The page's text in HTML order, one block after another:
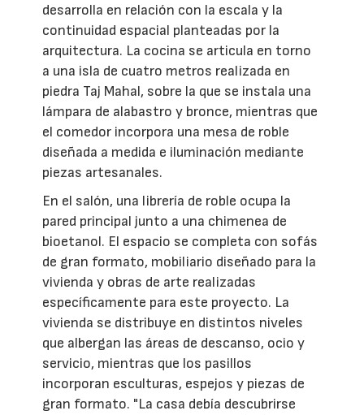
desarrolla en relación con la escala y la
continuidad espacial planteadas por la
arquitectura. La cocina se articula en torno
a una isla de cuatro metros realizada en
piedra Taj Mahal, sobre la que se instala una
lámpara de alabastro y bronce, mientras que
el comedor incorpora una mesa de roble
diseñada a medida e iluminación mediante
piezas artesanales.
En el salón, una librería de roble ocupa la
pared principal junto a una chimenea de
bioetanol. El espacio se completa con sofás
de gran formato, mobiliario diseñado para la
vivienda y obras de arte realizadas
específicamente para este proyecto. La
vivienda se distribuye en distintos niveles
que albergan las áreas de descanso, ocio y
servicio, mientras que los pasillos
incorporan esculturas, espejos y piezas de
gran formato. "La casa debía descubrirse